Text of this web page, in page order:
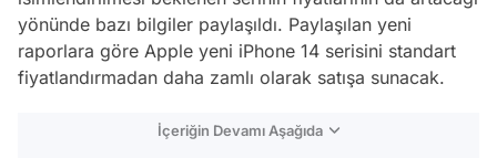
yönünde bazı bilgiler paylaşıldı. Paylaşılan yeni
raporlara göre Apple yeni iPhone 14 serisini standart
fiyatlandırmadan daha zamlı olarak satışa sunacak.
İçeriğin Devamı Aşağıda